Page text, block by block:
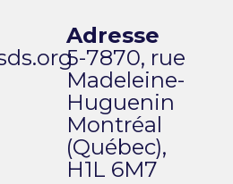
Adresse
5-7870, rue
Madeleine-
Huguenin
Montréal
(Québec),
H1L 6M7